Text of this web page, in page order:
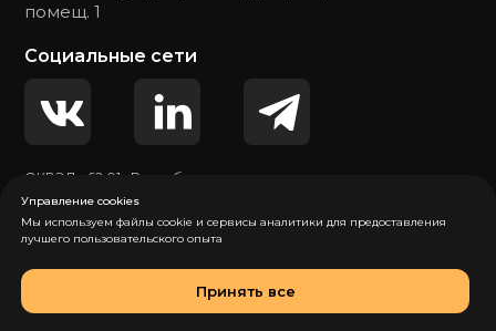
© 2026 Общество с ограниченной
Политика обработки персональных данных
помещ. 1
Социальные сети
ОКВЭД - 62.01 «Разработка компьютерного
программного обеспечения»
Управление cookies
Мы используем файлы cookie и сервисы аналитики для предоставления
лучшего пользовательского опыта
Принять все